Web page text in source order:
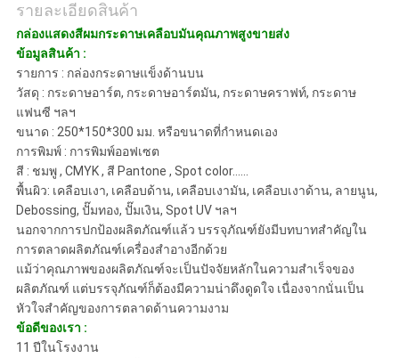
รายละเอียดสินค้า
กล่องแสดงสีผมกระดาษเคลือบมันคุณภาพสูงขายส่ง
ข้อมูลสินค้า :
รายการ : กล่องกระดาษแข็งด้านบน
วัสดุ : กระดาษอาร์ต, กระดาษอาร์ตมัน, กระดาษคราฟท์, กระดาษ
แฟนซี ฯลฯ
ขนาด : 250*150*300 มม. หรือขนาดที่กำหนดเอง
การพิมพ์ : การพิมพ์ออฟเซต
สี : ชมพู , CMYK , สี Pantone , Spot color......
พื้นผิว: เคลือบเงา, เคลือบด้าน, เคลือบเงามัน, เคลือบเงาด้าน, ลายนูน,
Debossing, ปั๊มทอง, ปั๊มเงิน, Spot UV ฯลฯ
นอกจากการปกป้องผลิตภัณฑ์แล้ว บรรจุภัณฑ์ยังมีบทบาทสำคัญใน
การตลาดผลิตภัณฑ์เครื่องสำอางอีกด้วย
แม้ว่าคุณภาพของผลิตภัณฑ์จะเป็นปัจจัยหลักในความสำเร็จของ
ผลิตภัณฑ์ แต่บรรจุภัณฑ์ก็ต้องมีความน่าดึงดูดใจ เนื่องจากนั่นเป็น
หัวใจสำคัญของการตลาดด้านความงาม
ข้อดีของเรา :
11 ปีในโรงงาน